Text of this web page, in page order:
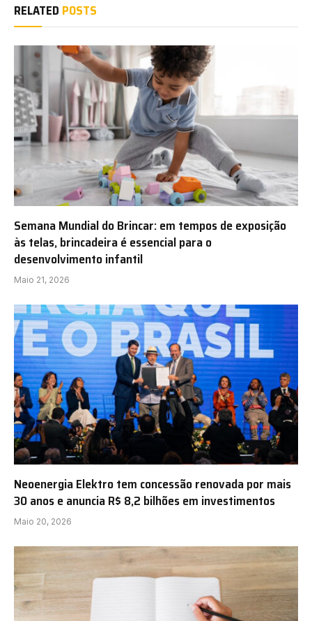
RELATED POSTS
Semana Mundial do Brincar: em tempos de exposição
às telas, brincadeira é essencial para o
desenvolvimento infantil
Maio 21, 2026
Neoenergia Elektro tem concessão renovada por mais
30 anos e anuncia R$ 8,2 bilhões em investimentos
Maio 20, 2026